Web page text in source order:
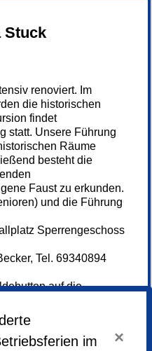
Stuck
renoviert. Im
die historischen
findet
statt. Unsere Führung
Räume
besteht die
Faust zu erkunden.
und die Führung
Sperrengeschoss
Tel. 69340894
auf die
für weitere
bei der dort
an.
im
×